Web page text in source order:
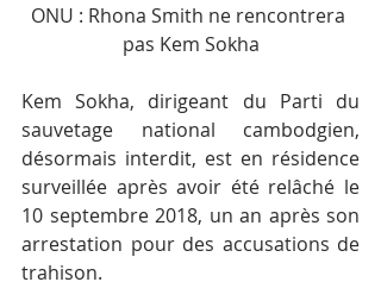
ONU : Rhona Smith ne rencontrera
pas Kem Sokha
Kem Sokha, dirigeant du Parti du
sauvetage national cambodgien,
désormais interdit, est en résidence
surveillée après avoir été relâché le
10 septembre 2018, un an après son
arrestation pour des accusations de
trahison.